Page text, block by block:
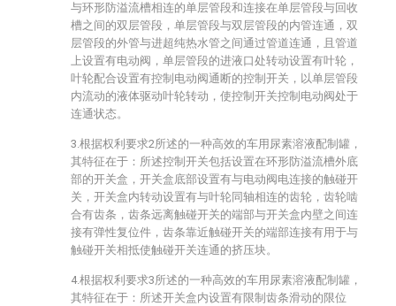
与环形防溢流槽相连的单层管段和连接在单层管段与回收
槽之间的双层管段，单层管段与双层管段的内管连通，双
层管段的外管与进超纯热水管之间通过管道连通，且管道
上设置有电动阀，单层管段的进液口处转动设置有叶轮，
叶轮配合设置有控制电动阀通断的控制开关，以单层管段
内流动的液体驱动叶轮转动，使控制开关控制电动阀处于
连通状态。
3.根据权利要求2所述的一种高效的车用尿素溶液配制罐，
其特征在于：所述控制开关包括设置在环形防溢流槽外底
部的开关盒，开关盒底部设置有与电动阀电连接的触碰开
关，开关盒内转动设置有与叶轮同轴相连的齿轮，齿轮啮
合有齿条，齿条远离触碰开关的端部与开关盒内壁之间连
接有弹性复位件，齿条靠近触碰开关的端部连接有用于与
触碰开关相抵使触碰开关连通的挤压块。
4.根据权利要求3所述的一种高效的车用尿素溶液配制罐，
其特征在于：所述开关盒内设置有限制齿条滑动的限位